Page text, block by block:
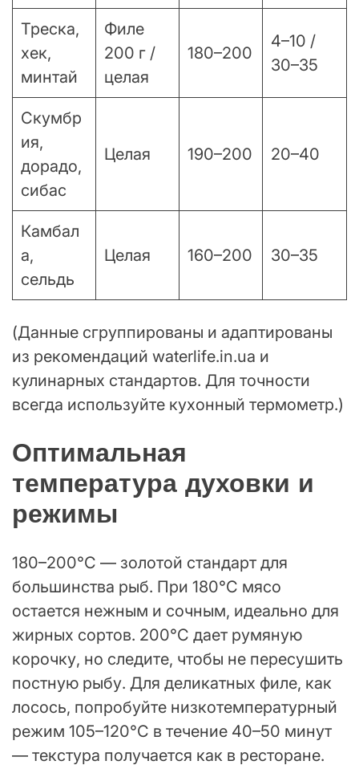
Треска,
хек,
минтай
Филе
200 г /
целая
180–200
4–10 /
30–35
Скумбр
ия,
дорадо,
сибас
Целая 190–200 20–40
Камбал
а,
сельдь
Целая 160–200 30–35
(Данные сгруппированы и адаптированы
из рекомендаций waterlife.in.ua и
кулинарных стандартов. Для точности
всегда используйте кухонный термометр.)
Оптимальная
температура духовки и
режимы
180–200°C — золотой стандарт для
большинства рыб. При 180°C мясо
остается нежным и сочным, идеально для
жирных сортов. 200°C дает румяную
корочку, но следите, чтобы не пересушить
постную рыбу. Для деликатных филе, как
лосось, попробуйте низкотемпературный
режим 105–120°C в течение 40–50 минут
— текстура получается как в ресторане.